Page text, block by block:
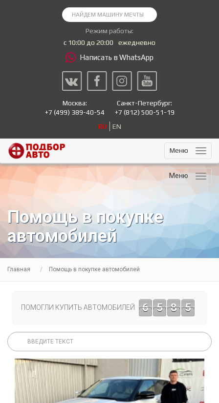
Режим работы:
с 10:00 до 20:00
ежедневно
Написать в WhatsApp
Москва:
+7 (499) 389-40-54
Санкт-Петербург:
+7 (812) 500-51-19
RU
EN
Меню
Меню
Помощь в покупке
автомобилей
Главная Помощь в покупке автомобилей
ПОМОГЛИ КУПИТЬ АВТОМОБИЛЕЙ 6 5 8 5